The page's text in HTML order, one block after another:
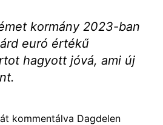
kormány 2023-ban
euró értékű
hagyott jóvá, ami új
kommentálva Dagdelen